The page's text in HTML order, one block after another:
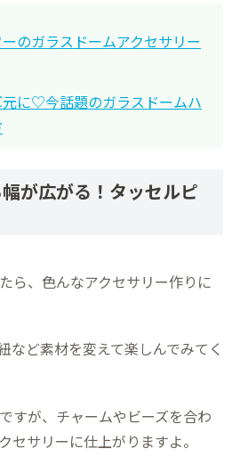
のガラスドームアクセサリー
元に♡今話題のガラスドームハ
が広がる！タッセルピ
ら、色んなアクセサリー作りに
など素材を変えて楽しんでみてく
すが、チャームやビーズを合わ
セサリーに仕上がりますよ。